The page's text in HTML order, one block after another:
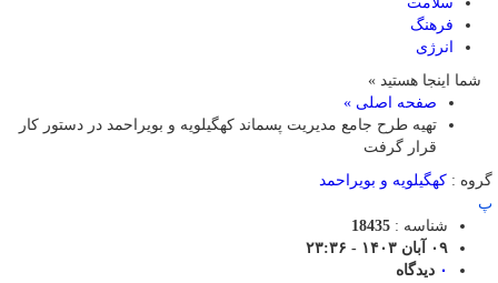
فرهنگ
انرژی
شما اینجا هستید »
صفحه اصلی »
تهیه طرح جامع مدیریت پسماند کهگیلویه و بویراحمد در دستور کار
قرار گرفت
گروه : کهگیلویه و بویراحمد
پ
شناسه : 18435
۰۹ آبان ۱۴۰۳ - ۲۳:۳۶
۰ دیدگاه